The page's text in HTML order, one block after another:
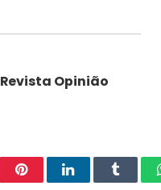
Opinião
PinterestLinkedInTumblr